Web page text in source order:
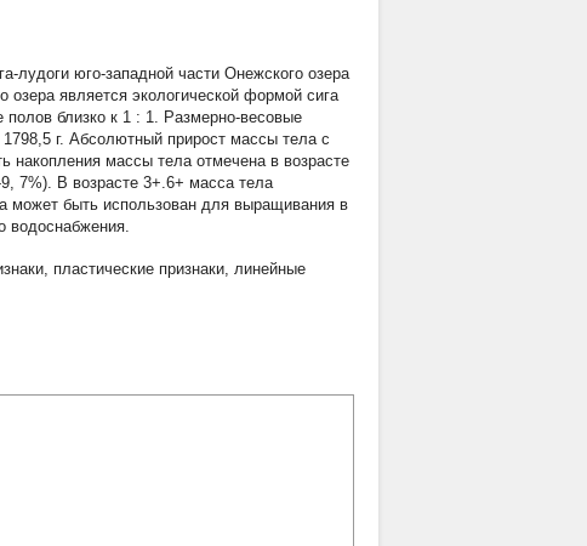
лудоги юго-западной части Онежского озера
является экологической формой сига
полов близко к 1 : 1. Размерно-весовые
г. Абсолютный прирост массы тела с
накопления массы тела отмечена в возрасте
7%). В возрасте 3+.6+ масса тела
может быть использован для выращивания в
водоснабжения.
, пластические признаки, линейные